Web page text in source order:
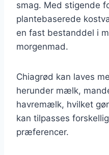
smag. Med stigende
plantebaserede
en fast bestanddel i
morgenmad.
Chiagrød kan laves
herunder mælk,
havremælk, hvilket
kan tilpasses
præferencer.